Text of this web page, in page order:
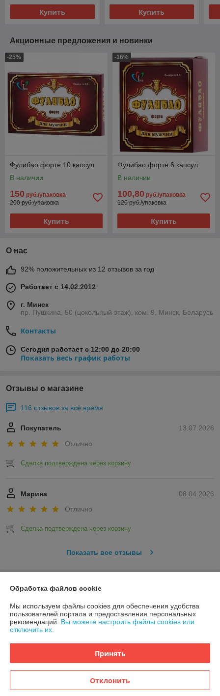
Купить Купить
Акционные предложения и новинки
-25%
Фулибао форте 10 капсул
В наличии
150 руб./упаковка
200 руб./упаковка
Купить
-16%
Фулибао форте 6 капсул
В наличии
100,80 руб./упаковка
120 руб./упаковка
Купить
О нас
92% положительных из 12 отзывов за год
Работает с 14.02.2012
г. Минск
пр. Пушкина, 50 (цокольный этаж), ком. 9, Минск, Беларусь
Контакты
Сегодня работает с 12:00 до 20:00
Показать весь график работы
Отзывы о магазине
116 отзывов за всё время
13.07.2026
Покупатель
Отлично
Сделка подтверждена через корзину
08.04.2026
Марина
Отлично
Сделка подтверждена через корзину
Показать все отзывы
О нас
Контакты
Доставка и оплата
Обработка файлов cookie
Мы используем файлы cookies для обеспечения удобства
пользователей портала и предоставления персональных
рекомендаций. Вы можете настроить файлы cookies или
отключить их.
Принять
Отклонить